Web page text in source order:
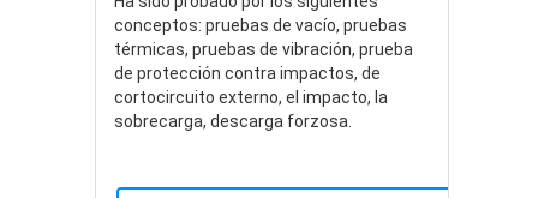
conceptos: pruebas de vacío, pruebas
térmicas, pruebas de vibración, prueba
de protección contra impactos, de
cortocircuito externo, el impacto, la
sobrecarga, descarga forzosa.